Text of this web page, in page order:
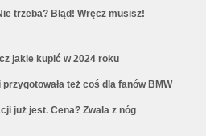
trzeba? Błąd! Wręcz musisz!
jakie kupić w 2024 roku
też coś dla fanów BMW
już jest. Cena? Zwala z nóg